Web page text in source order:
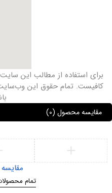
برای استفاده از مطالب این
مقایسه محصول (0)
تمام